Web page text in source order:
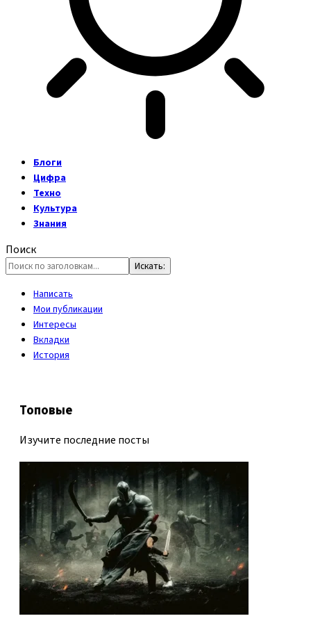
Блоги
Цифра
Техно
Культура
Знания
Поиск
Написать
Мои публикации
Интересы
Вкладки
История
Топовые
Изучите последние посты